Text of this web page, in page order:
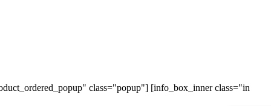
class="popup"] [info_box_inner class="in